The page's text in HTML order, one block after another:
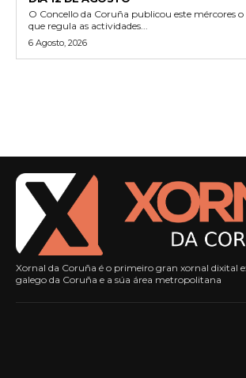
O Concello da Coruña publicou este mércores
que regula as actividades...
6 Agosto, 2026
Xornal da Coruña é o primeiro gran xornal dixital
galego da Coruña e a súa área metropolitana